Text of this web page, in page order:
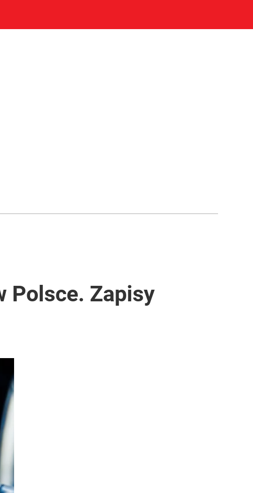
Polsce. Zapisy